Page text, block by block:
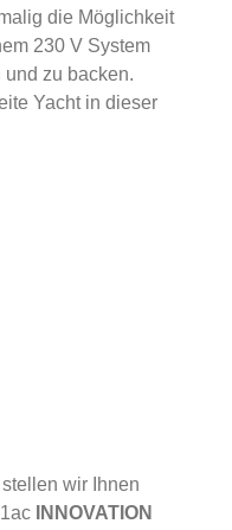
die Möglichkeit
230 V System
zu backen.
Yacht in dieser
wir Ihnen
INNOVATION